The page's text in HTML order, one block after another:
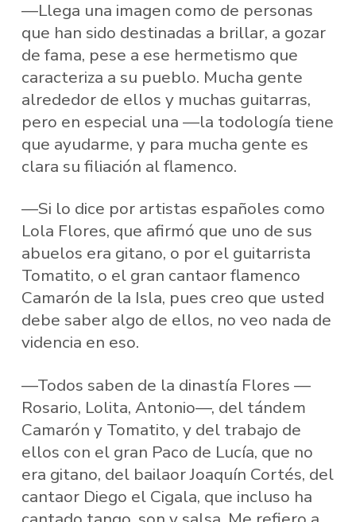
—Llega una imagen como de personas
que han sido destinadas a brillar, a gozar
de fama, pese a ese hermetismo que
caracteriza a su pueblo. Mucha gente
alrededor de ellos y muchas guitarras,
pero en especial una —la todología tiene
que ayudarme, y para mucha gente es
clara su filiación al flamenco.
—Si lo dice por artistas españoles como
Lola Flores, que afirmó que uno de sus
abuelos era gitano, o por el guitarrista
Tomatito, o el gran cantaor flamenco
Camarón de la Isla, pues creo que usted
debe saber algo de ellos, no veo nada de
videncia en eso.
—Todos saben de la dinastía Flores —
Rosario, Lolita, Antonio—, del tándem
Camarón y Tomatito, y del trabajo de
ellos con el gran Paco de Lucía, que no
era gitano, del bailaor Joaquín Cortés, del
cantaor Diego el Cigala, que incluso ha